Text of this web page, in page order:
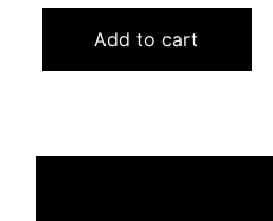
Add to cart